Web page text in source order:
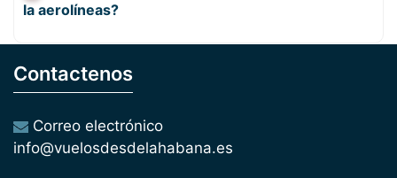
la aerolíneas?
Contactenos
Correo electrónico
info@vuelosdesdelahabana.es